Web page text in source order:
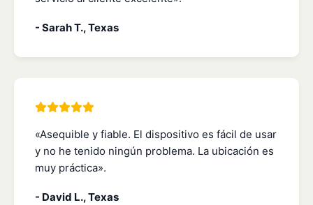
- Sarah T., Texas
«Asequible y fiable. El dispositivo es fácil de usar
y no he tenido ningún problema. La ubicación es
muy práctica».
- David L., Texas